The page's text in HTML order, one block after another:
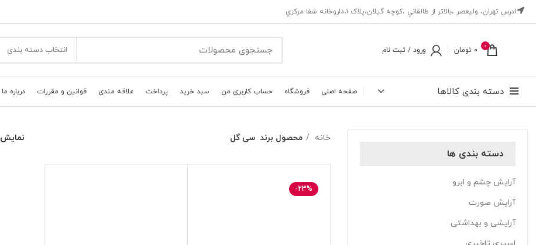
ادرس تهران، ‎وليعصر ،بالاتر از طالقاني ،كوچه گيلان،پلاک ۱،داروخانه شفا مركزي
0
0 تومان ورود / ثبت نام انتخاب دسته بندی
دسته بندی کالاها صفحه اصلی فروشگاه حساب کاربری من سبد خرید پرداخت علاقه مندی قوانین و مقررات درباره ما
دسته بندی ها
آرایش چشم و ابرو
آرایش صورت
آرایشی و بهداشتی
خانه محصول برند سی گل نمایش
-23%